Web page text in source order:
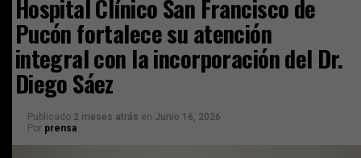
Hospital Clínico San Francisco de
Pucón fortalece su atención
integral con la incorporación del Dr.
Diego Sáez
Publicado 2 meses atrás en Junio 16, 2026
Por prensa